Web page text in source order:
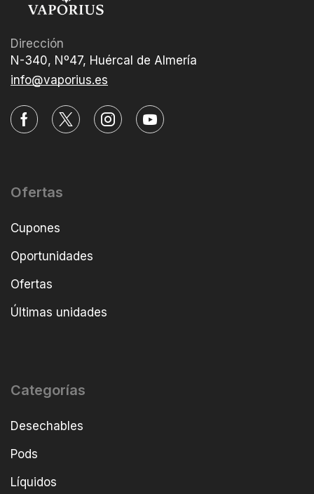
Dirección
N-340, Nº47, Huércal de Almería
info@vaporius.es
Ofertas
Cupones
Oportunidades
Ofertas
Últimas unidades
Categorías
Desechables
Pods
Líquidos